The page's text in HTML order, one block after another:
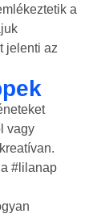
a
jelenti az
vagy
#lilanap